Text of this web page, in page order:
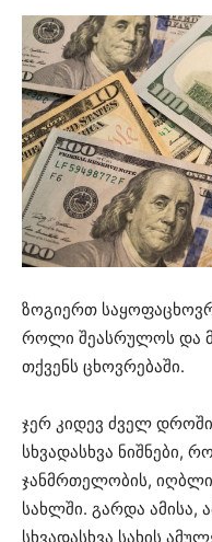
ზოგიერთ
როლი შეასრულოს და
თქვენს ცხოვრებაში.
ჯერ კიდევ ძველ
სხვადასხვა ნიშნები,
ჯანმრთელობის,
სახლში. გარდა ამისა,
სხვადასხვა სახის